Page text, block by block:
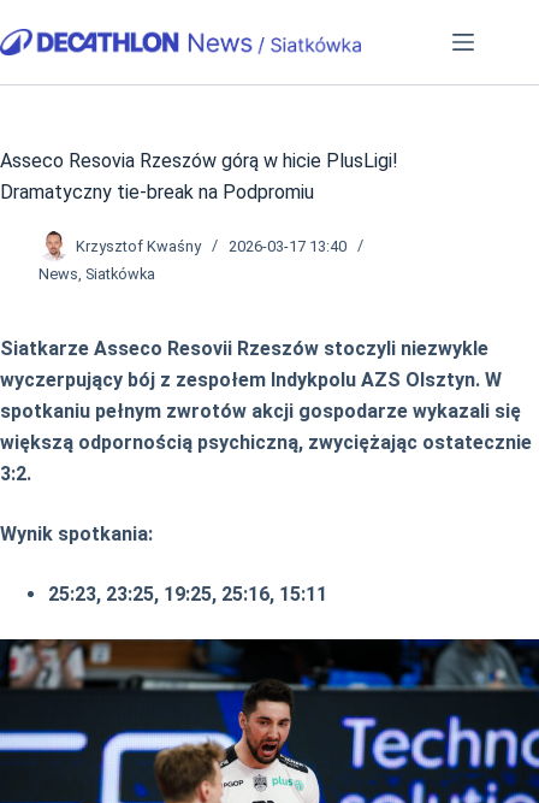
do
Asseco Resovia Rzeszów górą w hicie PlusLigi!
Dramatyczny tie-break na Podpromiu
Krzysztof Kwaśny
2026-03-17 13:40
News, Siatkówka
Siatkarze Asseco Resovii Rzeszów stoczyli niezwykle
wyczerpujący bój z zespołem Indykpolu AZS Olsztyn. W
spotkaniu pełnym zwrotów akcji gospodarze wykazali się
większą odpornością psychiczną, zwyciężając ostatecznie
3:2.
Wynik spotkania:
25:23, 23:25, 19:25, 25:16, 15:11